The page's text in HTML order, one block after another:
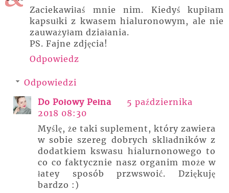
Zaciekawiłaś mnie nim. Kiedyś kupiłam
kapsułki z kwasem hialuronowym, ale nie
zauważyłam działania.
PS. Fajne zdjęcia!
Odpowiedz
Odpowiedzi
Do Połowy Pełna
5 października
2018 08:30
Myślę, że taki suplement, który zawiera
w sobie szereg dobrych sklładników z
dodatkiem kswasu hialurnonowego to
co co faktycznie nasz organim może w
łatey sposób przwswoić. Dziękuję
bardzo :)